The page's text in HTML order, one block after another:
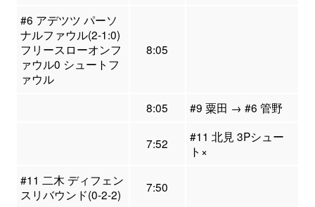
#6 アデツツ パーソ
ナルファウル(2-1:0)
フリースローオンフ
ァウル0 シュートフ
ァウル
8:05
8:05 #9 粟田 → #6 管野
7:52
#11 北見 3Pシュー
ト×
#11 二木 ディフェン
スリバウンド(0-2-2)
7:50